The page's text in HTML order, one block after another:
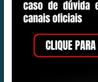
Conselho Fiscal
Resoluções sobre
descontos em folha